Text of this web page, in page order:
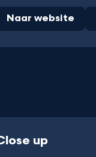
Naar website
up